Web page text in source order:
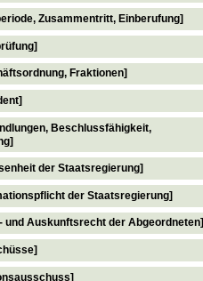
Zusammentritt, Einberufung]
Fraktionen]
Beschlussfähigkeit,
der Staatsregierung]
der Staatsregierung]
und Auskunftsrecht der Abgeordneten]